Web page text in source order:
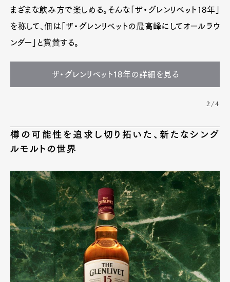
まざまな飲み方で楽しめる。そんな「ザ・グレンリベット18年」
を称して、佃は「ザ・グレンリベットの最高峰にしてオールラウ
ンダー」と賞賛する。
ザ・グレンリベット18年の詳細を見る
2/4
樽の可能性を追求し切り拓いた、新たなシング
ルモルトの世界